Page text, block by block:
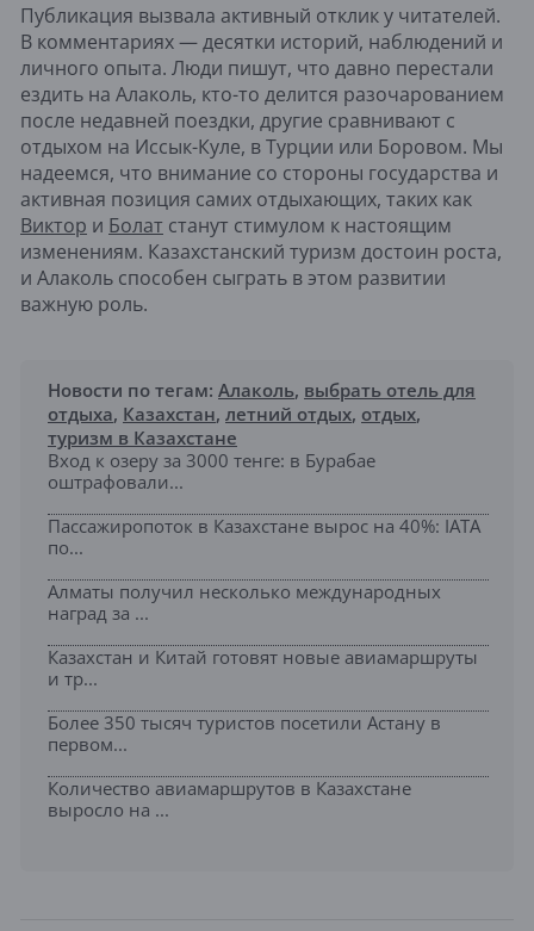
Публикация вызвала активный отклик у читателей.
В комментариях — десятки историй, наблюдений и
личного опыта. Люди пишут, что давно перестали
ездить на Алаколь, кто-то делится разочарованием
после недавней поездки, другие сравнивают с
отдыхом на Иссык-Куле, в Турции или Боровом. Мы
надеемся, что внимание со стороны государства и
активная позиция самих отдыхающих, таких как
Виктор и Болат станут стимулом к настоящим
изменениям. Казахстанский туризм достоин роста,
и Алаколь способен сыграть в этом развитии
важную роль.
Новости по тегам: Алаколь, выбрать отель для
отдыха, Казахстан, летний отдых, отдых,
туризм в Казахстане
Вход к озеру за 3000 тенге: в Бурабае
оштрафовали...
Пассажиропоток в Казахстане вырос на 40%: IATA
по...
Алматы получил несколько международных
наград за ...
Казахстан и Китай готовят новые авиамаршруты
и тр...
Более 350 тысяч туристов посетили Астану в
первом...
Количество авиамаршрутов в Казахстане
выросло на ...